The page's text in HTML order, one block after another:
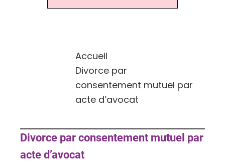
Accueil
Divorce par
consentement mutuel par
acte d’avocat
Divorce par consentement mutuel par
acte d’avocat